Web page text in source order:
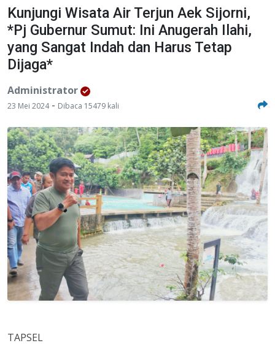
Kunjungi Wisata Air Terjun Aek Sijorni,
*Pj Gubernur Sumut: Ini Anugerah Ilahi,
yang Sangat Indah dan Harus Tetap
Dijaga*
Administrator
23 Mei 2024- Dibaca 15479 kali
TAPSEL